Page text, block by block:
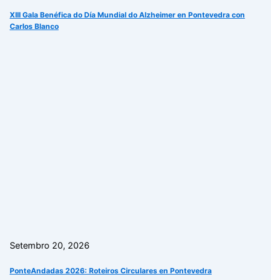
XIII Gala Benéfica do Día Mundial do Alzheimer en Pontevedra con
Carlos Blanco
Setembro 20, 2026
PonteAndadas 2026: Roteiros Circulares en Pontevedra